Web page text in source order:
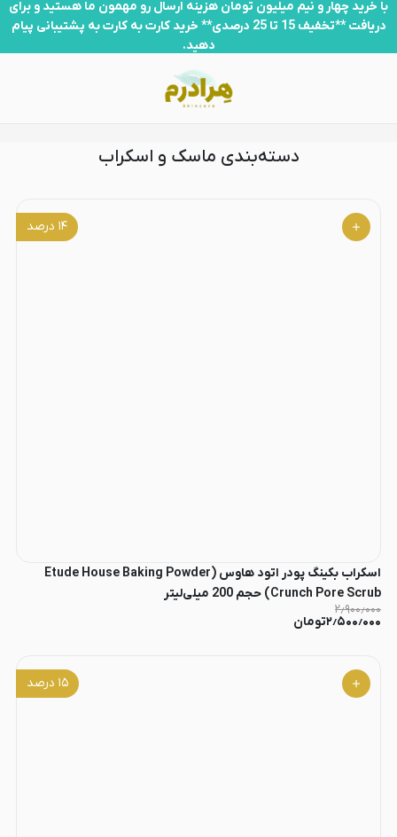
ماسک و اسکراب
با خرید چهار و نیم میلیون تومان هزینه ارسال رو مهمون ما هستید و برای
دریافت **تخفیف 15 تا 25 درصدی** خرید کارت به کارت به پشتیبانی پیام
دهید.
دسته‌بندی ماسک و اسکراب
۱۴ درصد
اسکراب بکینگ پودر اتود هاوس (Etude House Baking Powder
Crunch Pore Scrub) حجم 200 میلی‌لیتر
۲٫۹۰۰٫۰۰۰
۲٫۵۰۰٫۰۰۰تومان
۱۵ درصد